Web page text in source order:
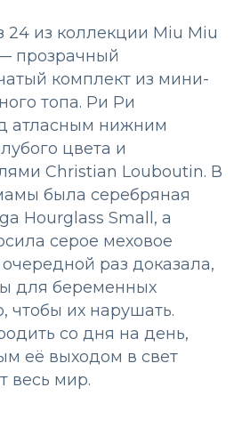
24 из коллекции Miu Miu
прозрачный
комплект из мини-
топа. Ри Ри
атласным нижним
цвета и
Christian Louboutin. В
была серебряная
Hourglass Small, а
серое меховое
раз доказала,
для беременных
чтобы их нарушать.
со дня на день,
её выходом в свет
весь мир.